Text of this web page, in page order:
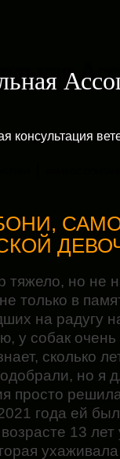
консультация
тяжело, но не
только в
на радугу
у собак очень
сколько
но я
просто
года ей
13